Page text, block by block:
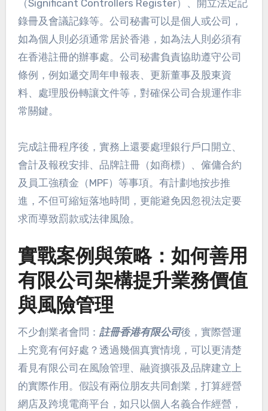
（Significant Controllers Register）、開立法定記
錄冊及會議記錄等。公司秘書可以是個人或公司，
如為個人則必須通常居於香港，如為法人則必須有
在香港註冊的辦事處。公司秘書負責協助遵守公司
條例，例如遞交周年申報表、更新董事及股東資
料、處理股份轉讓文件等，對確保公司合規運作非
常關鍵。
完成註冊程序後，實務上還要處理銀行戶口開立、
會計及報稅安排、品牌註冊（如商標）、僱傭合約
及員工強積金（MPF）等事項。有計劃地按步推
進，不但可縮短落地時間，更能避免因忽視法定要
求而導致罰款或法律風險。
實戰案例與策略：如何善用
有限公司架構提升業務價值
與風險管理
不少創業者會問： 註冊香港有限公司後，實際營運
上究竟有何好處？透過幾個真實情境，可以更清楚
看見有限公司在風險管理、融資擴張及品牌建立上
的實際作用。假設有兩位朋友共同創業，打算經營
網店及跨境電商平台，如只以個人名義合作經營，